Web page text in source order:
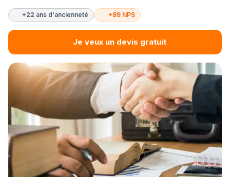
+22 ans d'ancienneté +89 NPS
Je veux un devis gratuit